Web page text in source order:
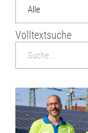
Alle
Volltextsuche